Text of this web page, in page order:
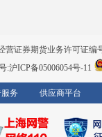
证券期货业务许可证编
:沪ICP备05006054号-11
务 供应商平台